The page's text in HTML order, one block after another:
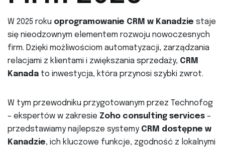
W 2025 roku oprogramowanie CRM w Kanadzie staje
się nieodzownym elementem rozwoju nowoczesnych
firm. Dzięki możliwościom automatyzacji, zarządzania
relacjami z klientami i zwiększania sprzedaży, CRM
Kanada to inwestycja, która przynosi szybki zwrot.
W tym przewodniku przygotowanym przez Technofog
– ekspertów w zakresie Zoho consulting services –
przedstawiamy najlepsze systemy CRM dostępne w
Kanadzie, ich kluczowe funkcje, zgodność z lokalnymi